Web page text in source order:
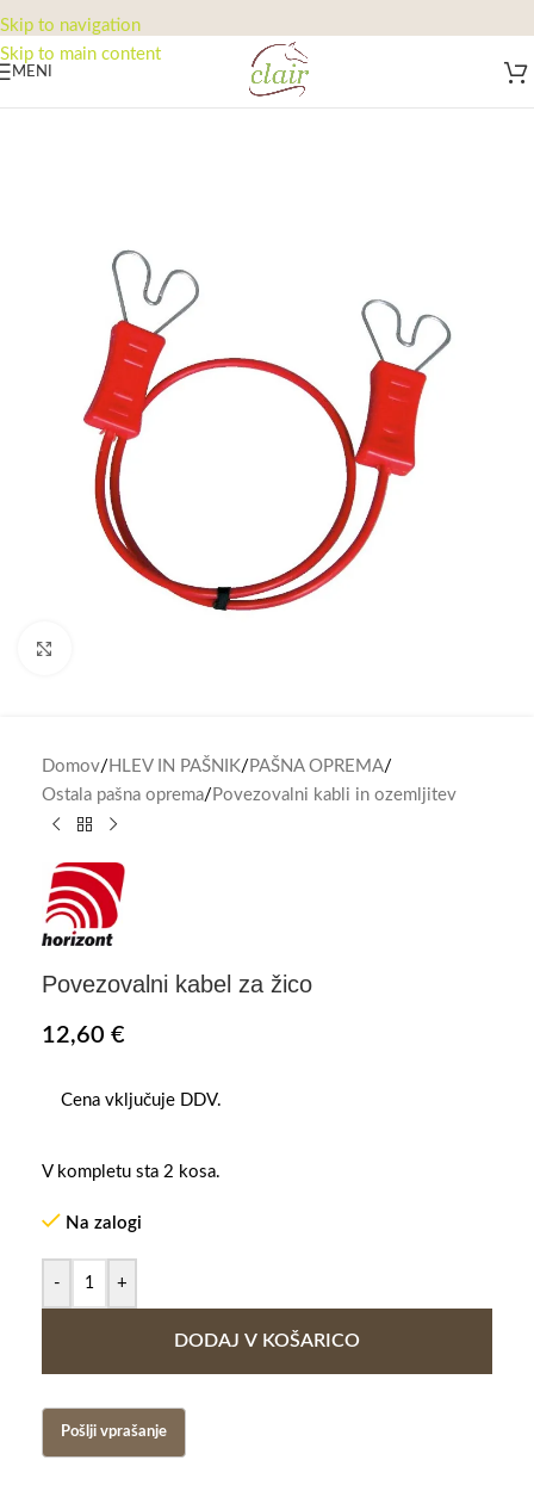
Skip to navigation
Skip to main content
MENI
Domov/ HLEV IN PAŠNIK/ PAŠNA OPREMA/
Ostala pašna oprema/ Povezovalni kabli in ozemljitev
Povezovalni kabel za žico
12,60 €
Cena vključuje DDV.
V kompletu sta 2 kosa.
Na zalogi
- +
DODAJ V KOŠARICO